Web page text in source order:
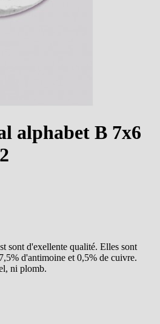
alphabet B 7x6
sont d'exellente qualité. Elles sont
d'antimoine et 0,5% de cuivre.
ni plomb.